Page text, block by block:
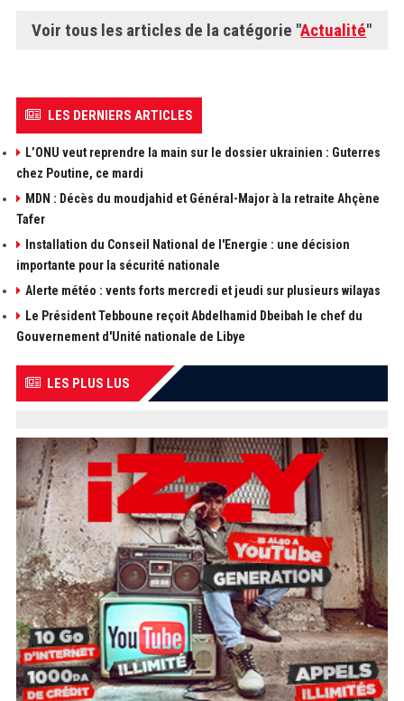
Voir tous les articles de la catégorie "Actualité"
LES DERNIERS ARTICLES
L’ONU veut reprendre la main sur le dossier ukrainien : Guterres
chez Poutine, ce mardi
MDN : Décès du moudjahid et Général-Major à la retraite Ahçène
Tafer
Installation du Conseil National de l'Energie : une décision
importante pour la sécurité nationale
Alerte météo : vents forts mercredi et jeudi sur plusieurs wilayas
Le Président Tebboune reçoit Abdelhamid Dbeibah le chef du
Gouvernement d'Unité nationale de Libye
LES PLUS LUS